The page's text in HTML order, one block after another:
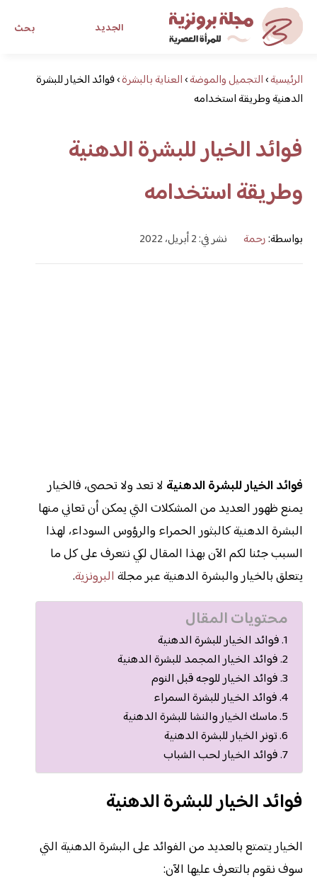
بحث الجديد
مجلة برونزية للفتاة العصريةالرئيسية›التجميل والموضة›العناية بالبشرة›فوائد الخيار للبشرة
الدهنية وطريقة استخدامه
فوائد الخيار للبشرة الدهنية
وطريقة استخدامه
بواسطة:رحمة نشر في: 2 أبريل، 2022
فوائد الخيار للبشرة الدهنية لا تعد ولا تحصى، فالخيار
يمنع ظهور العديد من المشكلات التي يمكن أن تعاني منها
البشرة الدهنية كالبثور الحمراء والرؤوس السوداء، لهذا
السبب جئنا لكم الآن بهذا المقال لكي نتعرف على كل ما
يتعلق بالخيار والبشرة الدهنية عبر مجلة البرونزية.
محتويات المقال
فوائد الخيار للبشرة الدهنية
فوائد الخيار المجمد للبشرة الدهنية
فوائد الخيار للوجه قبل النوم
فوائد الخيار للبشرة السمراء
ماسك الخيار والنشا للبشرة الدهنية
تونر الخيار للبشرة الدهنية
فوائد الخيار لحب الشباب
فوائد الخيار للبشرة الدهنية
الخيار يتمتع بالعديد من الفوائد على البشرة الدهنية التي
سوف نقوم بالتعرف عليها الآن: